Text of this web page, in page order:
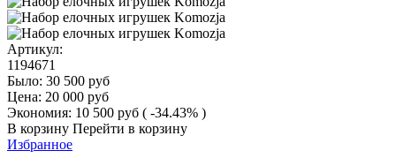
Артикул:
1194671
Было: 30 500 руб
Цена: 20 000 руб
Экономия: 10 500 руб ( -34.43% )
В корзину Перейти в корзину
Избранное